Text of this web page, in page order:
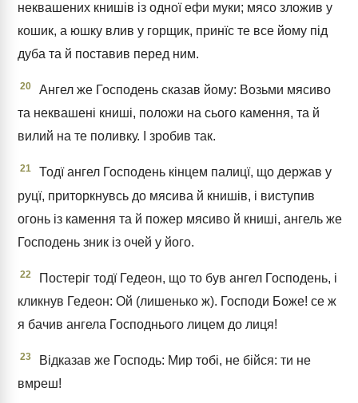
неквашених книшів із одної ефи муки; мясо зложив у
кошик, а юшку влив у горщик, принїс те все йому під
дуба та й поставив перед ним.
20
Ангел же Господень сказав йому: Возьми мясиво
та неквашені книші, положи на сього камення, та й
вилий на те поливку. І зробив так.
21
Тодї ангел Господень кінцем палицї, що держав у
руцї, приторкнувсь до мясива й книшів, і виступив
огонь із камення та й пожер мясиво й книші, ангель же
Господень зник із очей у його.
22
Постеріг тодї Гедеон, що то був ангел Господень, і
кликнув Гедеон: Ой (лишенько ж). Господи Боже! се ж
я бачив ангела Господнього лицем до лиця!
23
Відказав же Господь: Мир тобі, не бійся: ти не
вмреш!